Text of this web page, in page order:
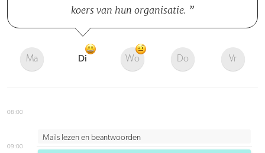
koers van hun organisatie.
Ma Di Wo Do Vr
08:00
09:00
Mails lezen en beantwoorden